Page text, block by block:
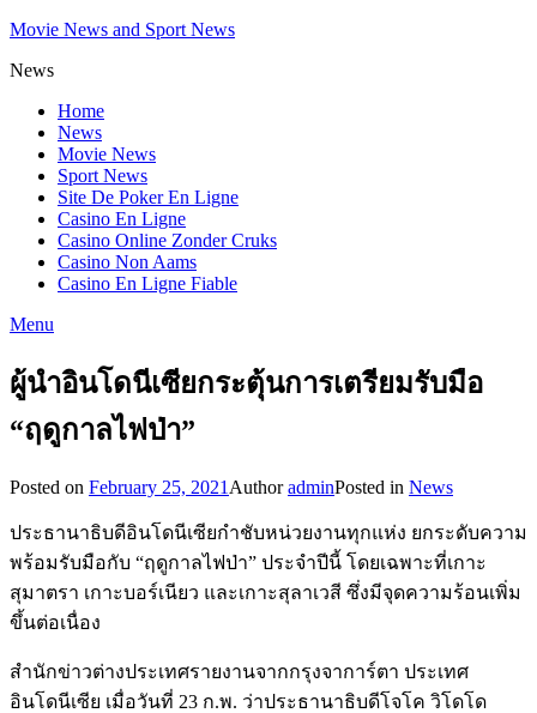
Movie News and Sport News
News
Home
News
Movie News
Sport News
Site De Poker En Ligne
Casino En Ligne
Casino Online Zonder Cruks
Casino Non Aams
Casino En Ligne Fiable
Menu
ผู้นำอินโดนีเซียกระตุ้นการเตรียมรับมือ
“ฤดูกาลไฟป่า”
Posted on February 25, 2021 AuthoradminPosted in News
ประธานาธิบดีอินโดนีเซียกำชับหน่วยงานทุกแห่ง ยกระดับความ
พร้อมรับมือกับ “ฤดูกาลไฟป่า” ประจำปีนี้ โดยเฉพาะที่เกาะ
สุมาตรา เกาะบอร์เนียว และเกาะสุลาเวสี ซึ่งมีจุดความร้อนเพิ่ม
ขึ้นต่อเนื่อง
สำนักข่าวต่างประเทศรายงานจากกรุงจาการ์ตา ประเทศ
อินโดนีเซีย เมื่อวันที่ 23 ก.พ. ว่าประธานาธิบดีโจโค วิโดโด